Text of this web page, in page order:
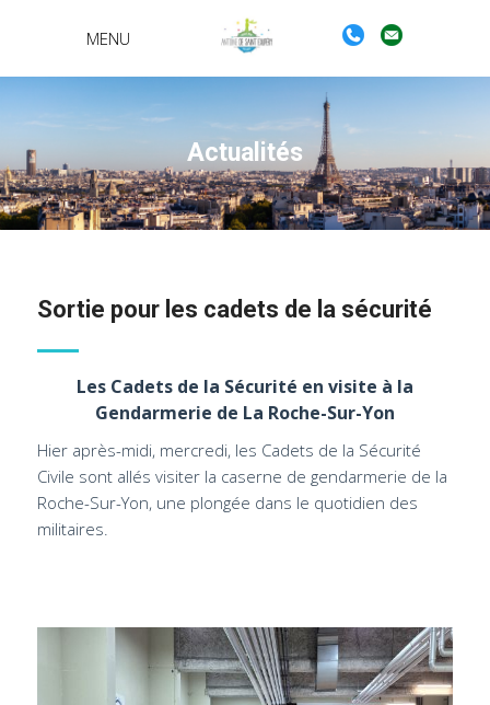
MENU
Actualités
Sortie pour les cadets de la sécurité
Les Cadets de la Sécurité en visite à la
Gendarmerie de La Roche-Sur-Yon
Hier après-midi, mercredi, les Cadets de la Sécurité
Civile sont allés visiter la caserne de gendarmerie de la
Roche-Sur-Yon, une plongée dans le quotidien des
militaires.